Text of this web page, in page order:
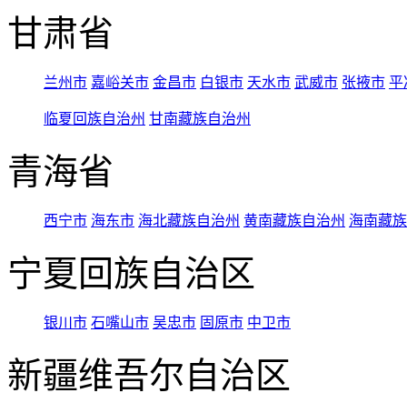
甘肃省
兰州市 嘉峪关市 金昌市 白银市 天水市 武威市 张掖市 平
临夏回族自治州 甘南藏族自治州
青海省
西宁市 海东市 海北藏族自治州 黄南藏族自治州 海南藏
宁夏回族自治区
银川市 石嘴山市 吴忠市 固原市 中卫市
新疆维吾尔自治区